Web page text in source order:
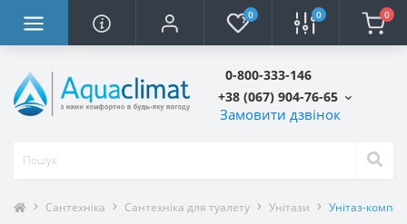
0 0 0
0-800-333-146
+38 (067) 904-76-65
Замовити дзвінок
Сантехніка Сантехніка для туалету Унітази Унітаз-